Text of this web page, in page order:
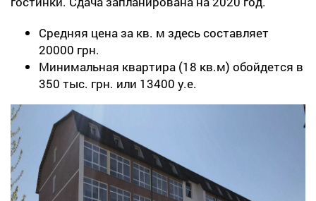
Средняя цена за кв. м здесь составляет
20000 грн.
Минимальная квартира (18 кв.м) обойдется в
350 тыс. грн. или 13400 у.е.